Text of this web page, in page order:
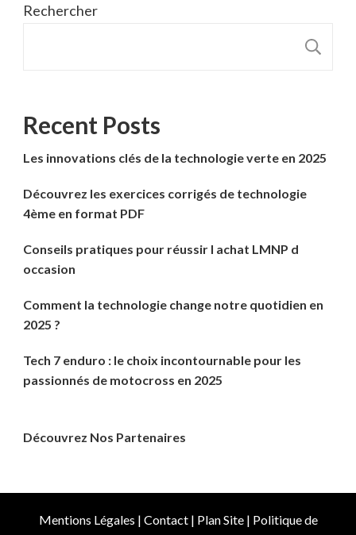
Rechercher
Recent Posts
Les innovations clés de la technologie verte en 2025
Découvrez les exercices corrigés de technologie
4ème en format PDF
Conseils pratiques pour réussir l achat LMNP d
occasion
Comment la technologie change notre quotidien en
2025 ?
Tech 7 enduro : le choix incontournable pour les
passionnés de motocross en 2025
Découvrez Nos Partenaires
Mentions Légales | Contact| Plan Site| Politique de